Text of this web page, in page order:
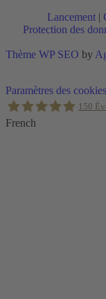
Lancement |
Protection des
Thème WP SEO by
Retour
en
haut
Paramètres des cookies
150
French